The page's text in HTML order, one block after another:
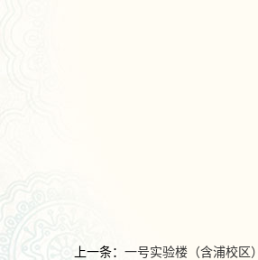
上一条： 一号实验楼（含浦校区）